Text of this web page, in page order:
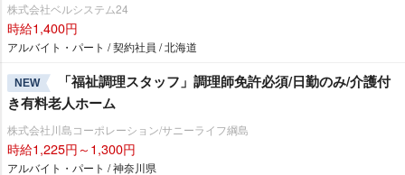
株式会社ベルシステム24
時給1,400円
アルバイト・パート / 契約社員 / 北海道
NEW
「福祉調理スタッフ」調理師免許必須/日勤のみ/介護付
き有料老人ホーム
株式会社川島コーポレーション/サニーライフ綱島
時給1,225円～1,300円
アルバイト・パート / 神奈川県